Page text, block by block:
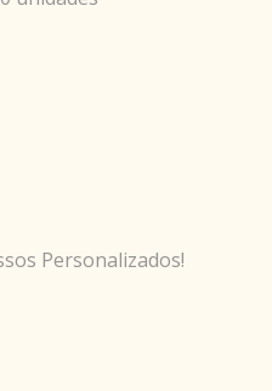
Personalizados!